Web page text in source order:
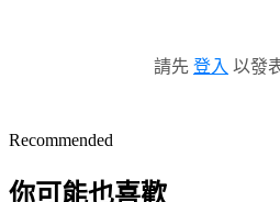
請先 登入 以發
Recommended
你可能也喜歡